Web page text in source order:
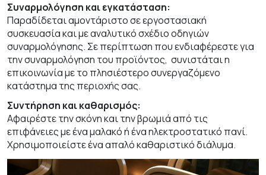
Συναρμολόγηση και εγκατάσταση:
Παραδίδεται αμοντάριστο σε εργοστασιακή
συσκευασία και με αναλυτικό σχέδιο οδηγιών
συναρμολόγησης. Σε περίπτωση που ενδιαφέρεστε για
την συναρμολόγηση του προϊόντος, συνιστάται η
επικοινωνία με το πλησιέστερο συνεργαζόμενο
κατάστημα της περιοχής σας.
Συντήρηση και καθαρισμός:
Αφαιρέστε την σκόνη και την βρωμιά από τις
επιφάνειες με ένα μαλακό ή ένα ηλεκτροστατικό πανί.
Χρησιμοποιείστε ένα απαλό καθαριστικό διάλυμα.